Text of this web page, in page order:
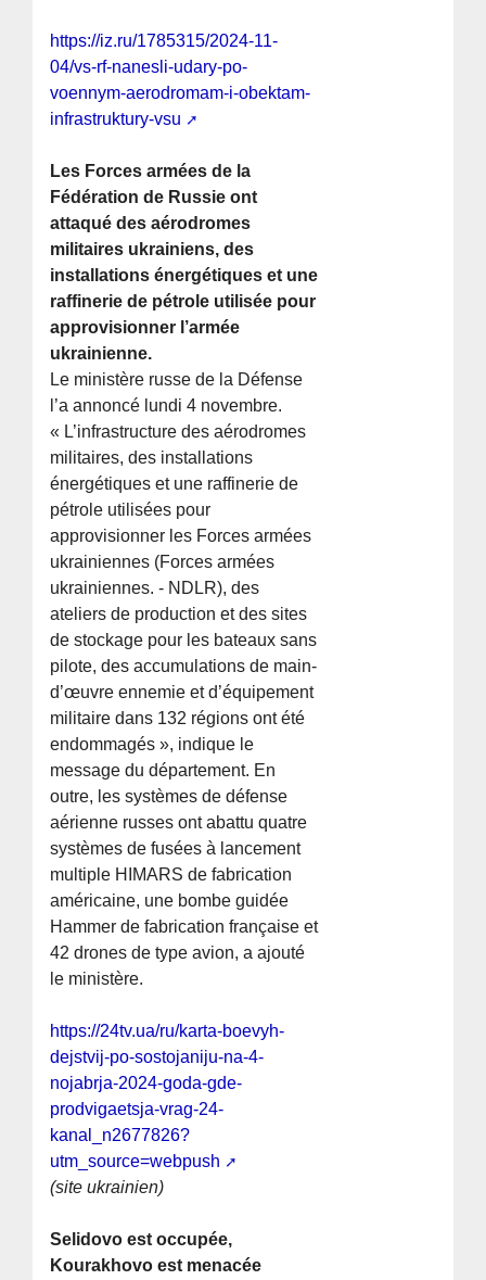
https://iz.ru/1785315/2024-11-
04/vs-rf-nanesli-udary-po-
voennym-aerodromam-i-obektam-
infrastruktury-vsu
Les Forces armées de la
Fédération de Russie ont
attaqué des aérodromes
militaires ukrainiens, des
installations énergétiques et une
raffinerie de pétrole utilisée pour
approvisionner l’armée
ukrainienne.
Le ministère russe de la Défense
l’a annoncé lundi 4 novembre.
« L’infrastructure des aérodromes
militaires, des installations
énergétiques et une raffinerie de
pétrole utilisées pour
approvisionner les Forces armées
ukrainiennes (Forces armées
ukrainiennes. - NDLR), des
ateliers de production et des sites
de stockage pour les bateaux sans
pilote, des accumulations de main-
d’œuvre ennemie et d’équipement
militaire dans 132 régions ont été
endommagés », indique le
message du département. En
outre, les systèmes de défense
aérienne russes ont abattu quatre
systèmes de fusées à lancement
multiple HIMARS de fabrication
américaine, une bombe guidée
Hammer de fabrication française et
42 drones de type avion, a ajouté
le ministère.
https://24tv.ua/ru/karta-boevyh-
dejstvij-po-sostojaniju-na-4-
nojabrja-2024-goda-gde-
prodvigaetsja-vrag-24-
kanal_n2677826?
utm_source=webpush
(site ukrainien)
Selidovo est occupée,
Kourakhovo est menacée